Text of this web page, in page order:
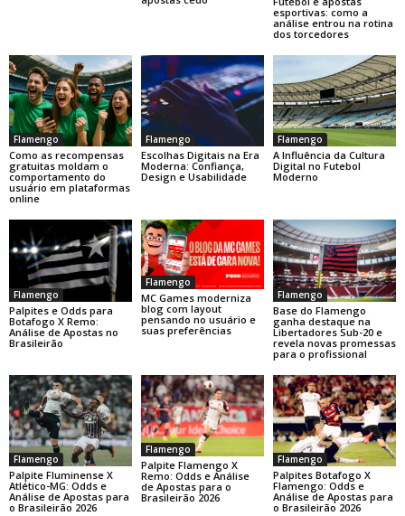
esportivas: como a
análise entrou na rotina
dos torcedores
Flamengo
Como as recompensas
gratuitas moldam o
comportamento do
usuário em plataformas
online
Flamengo
Escolhas Digitais na Era
Moderna: Confiança,
Design e Usabilidade
Flamengo
A Influência da Cultura
Digital no Futebol
Moderno
Flamengo
Palpites e Odds para
Botafogo X Remo:
Análise de Apostas no
Brasileirão
Flamengo
MC Games moderniza
blog com layout
pensando no usuário e
suas preferências
Flamengo
Base do Flamengo
ganha destaque na
Libertadores Sub-20 e
revela novas promessas
para o profissional
Flamengo
Palpite Fluminense X
Atlético-MG: Odds e
Análise de Apostas para
o Brasileirão 2026
Flamengo
Palpite Flamengo X
Remo: Odds e Análise
de Apostas para o
Brasileirão 2026
Flamengo
Palpites Botafogo X
Flamengo: Odds e
Análise de Apostas para
o Brasileirão 2026